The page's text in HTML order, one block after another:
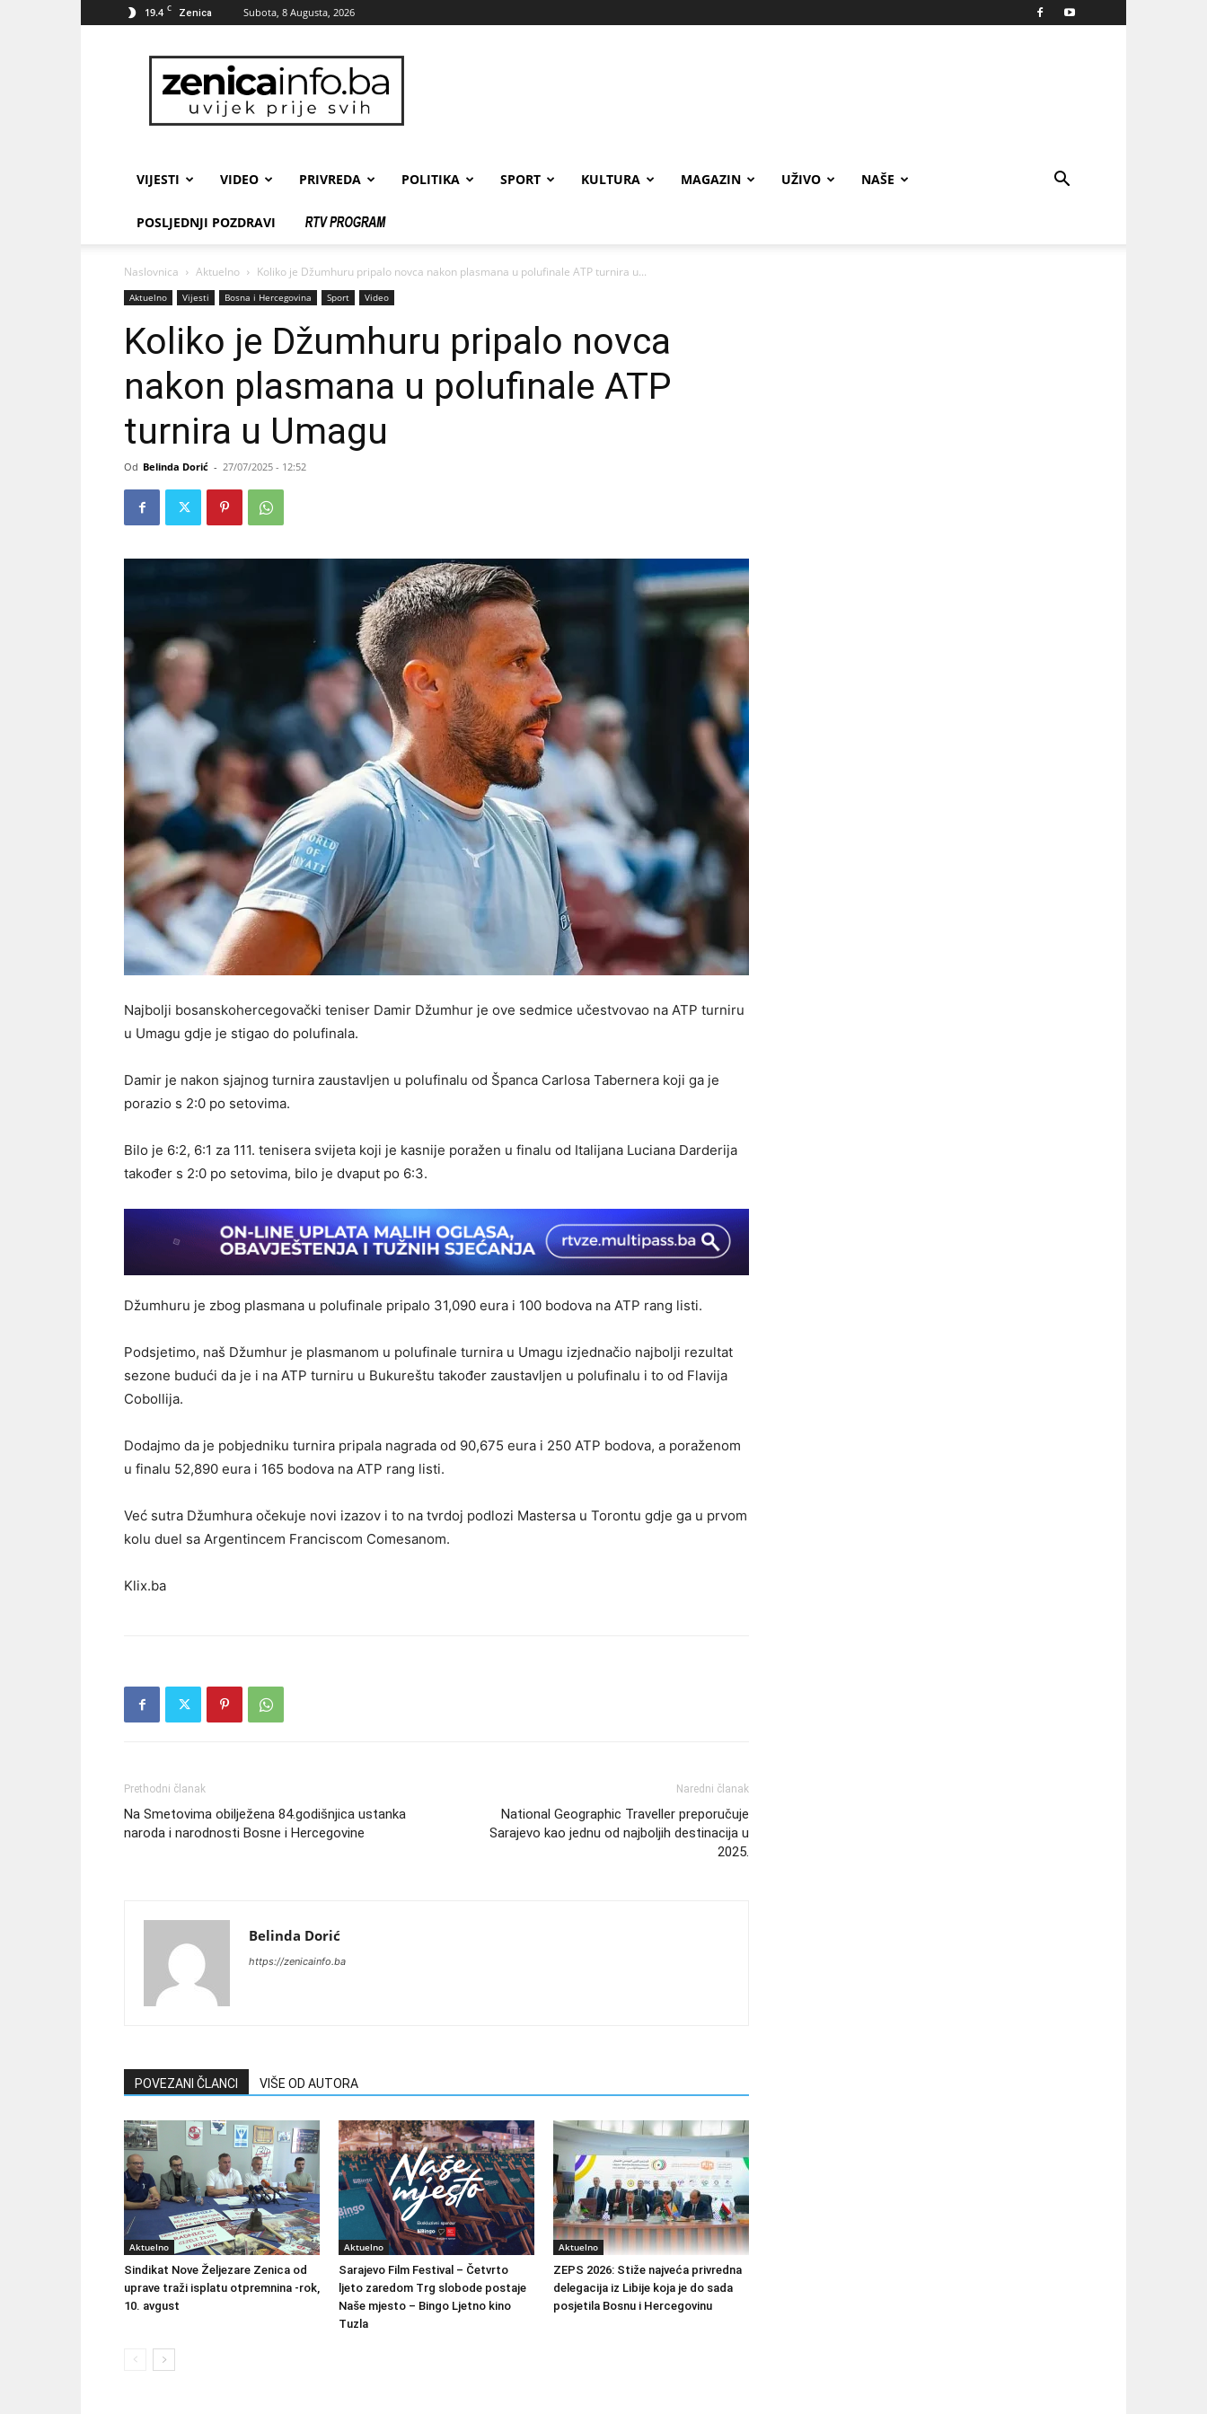
19.4 C Zenica Subota, 8 Augusta, 2026
zenicainfo.ba
VIJESTI VIDEO PRIVREDA POLITIKA SPORT KULTURA MAGAZIN UŽIVO NAŠE
POSLJEDNJI POZDRAVI
Naslovnica Aktuelno Koliko je Džumhuru pripalo novca nakon plasmana u polufinale ATP turnira u...
Aktuelno Vijesti Bosna i Hercegovina Sport Video
Koliko je Džumhuru pripalo novca
nakon plasmana u polufinale ATP
turnira u Umagu
Od Belinda Dorić - 27/07/2025 - 12:52
Najbolji bosanskohercegovački teniser Damir Džumhur je ove sedmice učestvovao na ATP turniru
u Umagu gdje je stigao do polufinala.
Damir je nakon sjajnog turnira zaustavljen u polufinalu od Španca Carlosa Tabernera koji ga je
porazio s 2:0 po setovima.
Bilo je 6:2, 6:1 za 111. tenisera svijeta koji je kasnije poražen u finalu od Italijana Luciana Darderija
također s 2:0 po setovima, bilo je dvaput po 6:3.
Džumhuru je zbog plasmana u polufinale pripalo 31,090 eura i 100 bodova na ATP rang listi.
Podsjetimo, naš Džumhur je plasmanom u polufinale turnira u Umagu izjednačio najbolji rezultat
sezone budući da je i na ATP turniru u Bukureštu također zaustavljen u polufinalu i to od Flavija
Cobollija.
Dodajmo da je pobjedniku turnira pripala nagrada od 90,675 eura i 250 ATP bodova, a poraženom
u finalu 52,890 eura i 165 bodova na ATP rang listi.
Već sutra Džumhura očekuje novi izazov i to na tvrdoj podlozi Mastersa u Torontu gdje ga u prvom
kolu duel sa Argentincem Franciscom Comesanom.
Klix.ba
Prethodni članak
Na Smetovima obilježena 84.godišnjica ustanka
naroda i narodnosti Bosne i Hercegovine
Naredni članak
National Geographic Traveller preporučuje
Sarajevo kao jednu od najboljih destinacija u
2025.
Belinda Dorić
https://zenicainfo.ba
POVEZANI ČLANCI VIŠE OD AUTORA
Aktuelno
Sindikat Nove Željezare Zenica od
uprave traži isplatu otpremnina -rok,
10. avgust
Aktuelno
Sarajevo Film Festival – Četvrto
ljeto zaredom Trg slobode postaje
Naše mjesto – Bingo Ljetno kino
Tuzla
Aktuelno
ZEPS 2026: Stiže najveća privredna
delegacija iz Libije koja je do sada
posjetila Bosnu i Hercegovinu